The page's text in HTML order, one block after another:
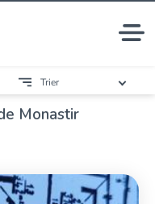
Monastir
Trier